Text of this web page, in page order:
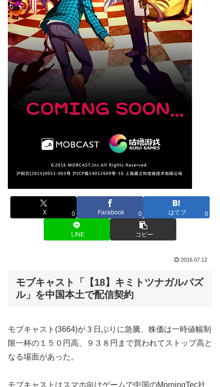
X 0 Facebook 0 はてブ 0
LINE コピー
2016.07.12
モブキャスト「【18】キミトツナガルパズ
ル」を中国本土で配信契約
モブキャスト(3664)が３日ぶりに急騰、株価は一時値幅制
限一杯の１５０円高、９３８円まで買われてストップ高と
なる場面があった。
モブキャストはスマホ向けゲームで中国のMorningTec社